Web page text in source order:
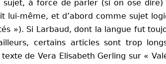
à force de parler (si on ose
même, et d’abord comme sujet
»). Si Larbaud, dont la langue fut
certains articles sont trop
de Vera Elisabeth Gerling sur «